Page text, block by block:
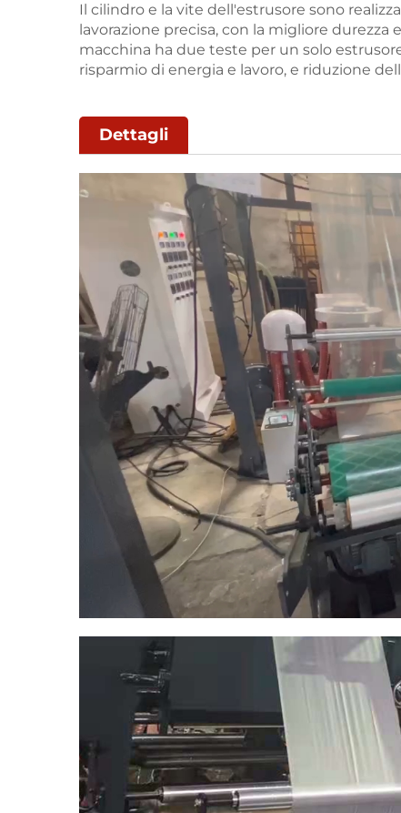
Il cilindro e la vite dell'estrusore sono
lavorazione precisa, con la migliore
macchina ha due teste per un solo
risparmio di energia e lavoro, e riduzione
Dettagli